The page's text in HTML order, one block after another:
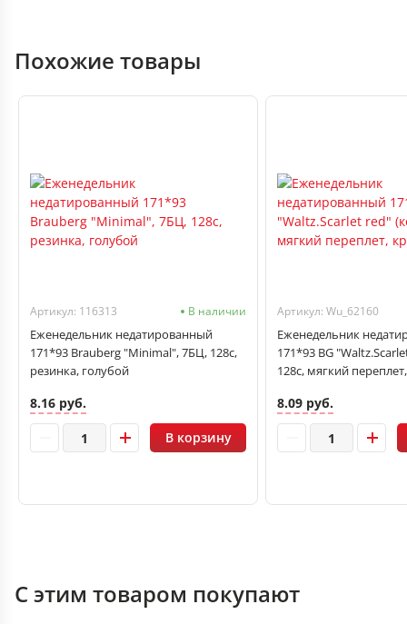
Похожие товары
Артикул: 116313 В наличии
Еженедельник недатированный
171*93 Brauberg "Minimal", 7БЦ, 128с,
резинка, голубой
8.16 руб.
В корзину
Артикул: Wu_62160
Еженедельник
171*93 BG
128с, мягкий
8.09 руб.
С этим товаром покупают